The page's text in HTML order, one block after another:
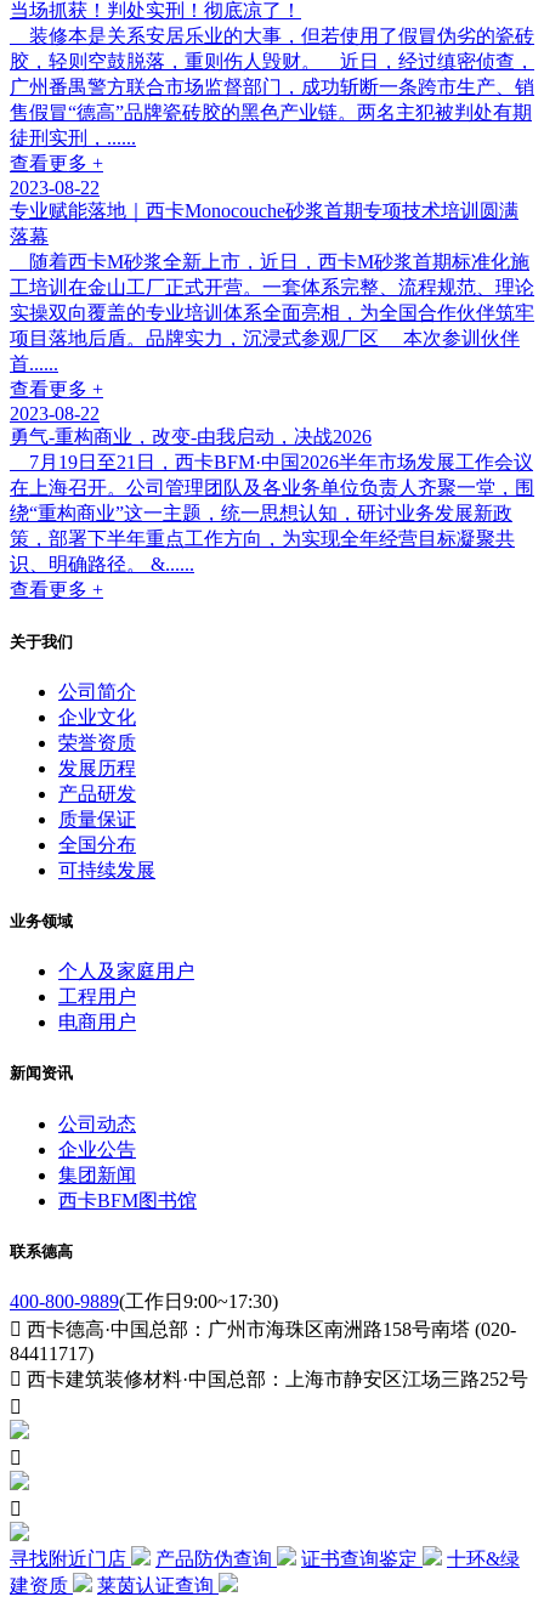
当场抓获！判处实刑！彻底凉了！
装修本是关系安居乐业的大事，但若使用了假冒伪劣的瓷砖
胶，轻则空鼓脱落，重则伤人毁财。 近日，经过缜密侦查，
广州番禺警方联合市场监督部门，成功斩断一条跨市生产、销
售假冒“德高”品牌瓷砖胶的黑色产业链。两名主犯被判处有期
徒刑实刑，......
查看更多 +
2023-08-22
专业赋能落地｜西卡Monocouche砂浆首期专项技术培训圆满
落幕
随着西卡M砂浆全新上市，近日，西卡M砂浆首期标准化施
工培训在金山工厂正式开营。一套体系完整、流程规范、理论
实操双向覆盖的专业培训体系全面亮相，为全国合作伙伴筑牢
项目落地后盾。品牌实力，沉浸式参观厂区 本次参训伙伴
首......
查看更多 +
2023-08-22
勇气-重构商业，改变-由我启动，决战2026
7月19日至21日，西卡BFM·中国2026半年市场发展工作会议
在上海召开。公司管理团队及各业务单位负责人齐聚一堂，围
绕“重构商业”这一主题，统一思想认知，研讨业务发展新政
策，部署下半年重点工作方向，为实现全年经营目标凝聚共
识、明确路径。 &......
查看更多 +
关于我们
公司简介
企业文化
荣誉资质
发展历程
产品研发
质量保证
全国分布
可持续发展
业务领域
个人及家庭用户
工程用户
电商用户
新闻资讯
公司动态
企业公告
集团新闻
西卡BFM图书馆
联系德高
400-800-9889(工作日9:00~17:30)
 西卡德高·中国总部：广州市海珠区南洲路158号南塔 (020-
84411717)
 西卡建筑装修材料·中国总部：上海市静安区江场三路252号



寻找附近门店 产品防伪查询 证书查询鉴定
十环&绿
建资质
莱茵认证查询